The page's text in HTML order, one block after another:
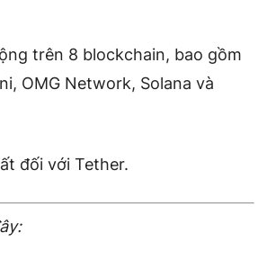
trên 8 blockchain, bao gồm
OMG Network, Solana và
đối với Tether.